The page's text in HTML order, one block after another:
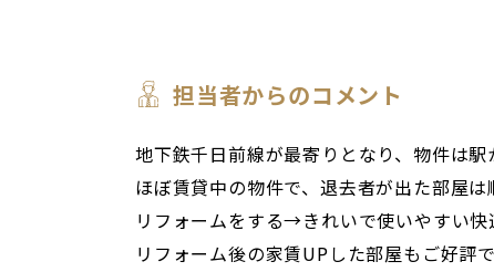
担当者からのコメント
地下鉄千日前線が最寄りとなり、物件は駅
ほぼ賃貸中の物件で、退去者が出た部屋
リフォームをする→きれいで使いやすい
リフォーム後の家賃UPした部屋もご好評